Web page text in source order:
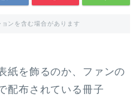
ンを含む場合があります
紙を飾るのか、ファンの
配布されている冊子